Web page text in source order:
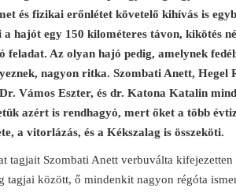
és fizikai erőnlétet követelő kihívás is
a hajót egy 150 kilométeres távon, kikötés
feladat. Az olyan hajó pedig, amelynek
nagyon ritka. Szombati Anett, Hegel
Vámos Eszter, és dr. Katona Katalin
azért is rendhagyó, mert őket a több
a vitorlázás, és a Kékszalag is összeköti.
tagjait Szombati Anett verbuválta
tagjai között, ő mindenkit nagyon régóta